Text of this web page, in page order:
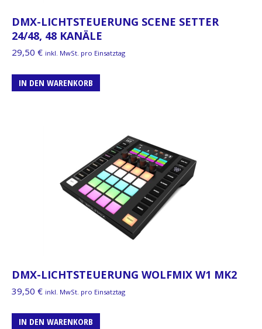
DMX-LICHTSTEUERUNG SCENE SETTER
24/48, 48 KANÄLE
29,50 € inkl. MwSt. pro Einsatztag
IN DEN WARENKORB
DMX-LICHTSTEUERUNG WOLFMIX W1 MK2
39,50 € inkl. MwSt. pro Einsatztag
IN DEN WARENKORB